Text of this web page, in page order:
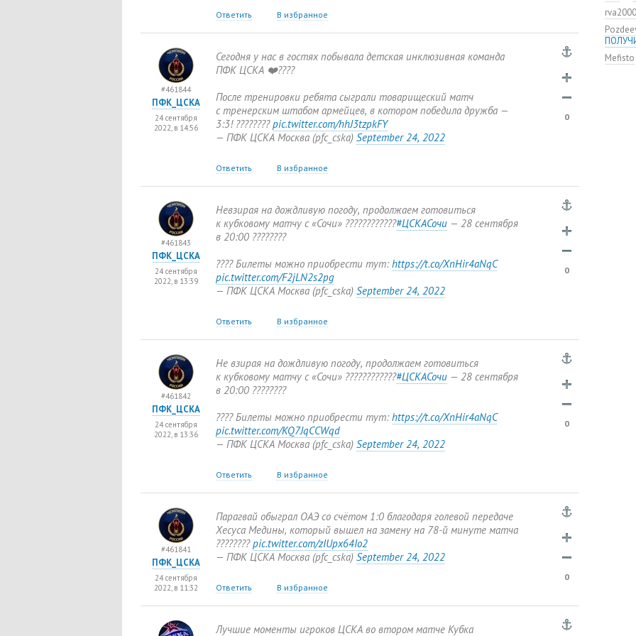
Ответить В избранное
Сегодня у нас в гостях побывала детская инклюзивная команда
ПФК ЦСКА ❤️????
После тренировки ребята сыграли товарищеский матч
с тренерским штабом армейцев, в котором победила дружба —
3:3! ????????pic.twitter.com/hhJ3tzpkFY
— ПФК ЦСКА Москва (pfc_cska) September 24, 2022
Ответить В избранное
#461844
ПФК_ЦСКА
24 сентября
2022, в 14:56
0
Невзирая на дождливую погоду, продолжаем готовиться
к кубковому матчу с «Сочи» ????️????????#ЦСКАСочи — 28 сентября
в 20:00 ????????
???? Билеты можно приобрести тут: https://t.co/XnHir4aNqC
pic.twitter.com/F2jLN2s2pg
— ПФК ЦСКА Москва (pfc_cska) September 24, 2022
Ответить В избранное
#461843
ПФК_ЦСКА
24 сентября
2022, в 13:39
0
Не взирая на дождливую погоду, продолжаем готовиться
к кубковому матчу с «Сочи» ????️????????#ЦСКАСочи — 28 сентября
в 20:00 ????????
???? Билеты можно приобрести тут: https://t.co/XnHir4aNqC
pic.twitter.com/KQ7JqCCWqd
— ПФК ЦСКА Москва (pfc_cska) September 24, 2022
Ответить В избранное
#461842
ПФК_ЦСКА
24 сентября
2022, в 13:36
0
Парагвай обыграл ОАЭ со счётом 1:0 благодаря голевой передаче
Хесуса Медины, который вышел на замену на 78-й минуте матча
????????pic.twitter.com/zIUpx64Io2
— ПФК ЦСКА Москва (pfc_cska) September 24, 2022
Ответить В избранное
#461841
ПФК_ЦСКА
24 сентября
2022, в 11:32
0
Лучшие моменты игроков ЦСКА во втором матче Кубка
мяча»
ЦСКА
нового
rva2000
Mefisto